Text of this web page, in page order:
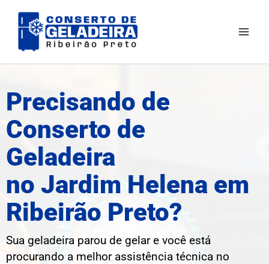
para
Precisando de
Conserto de
Geladeira
no Jardim Helena em
Ribeirão Preto?
Sua geladeira parou de gelar e você está
procurando a melhor assistência técnica no